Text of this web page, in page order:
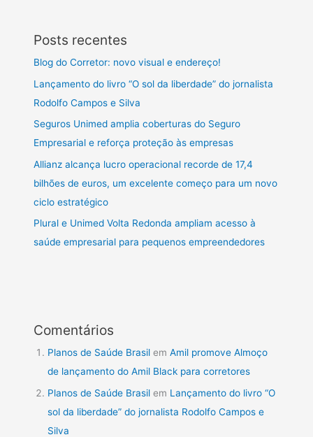
Posts recentes
Blog do Corretor: novo visual e endereço!
Lançamento do livro “O sol da liberdade” do jornalista
Rodolfo Campos e Silva
Seguros Unimed amplia coberturas do Seguro
Empresarial e reforça proteção às empresas
Allianz alcança lucro operacional recorde de 17,4
bilhões de euros, um excelente começo para um novo
ciclo estratégico
Plural e Unimed Volta Redonda ampliam acesso à
saúde empresarial para pequenos empreendedores
Comentários
Planos de Saúde Brasil emAmil promove Almoço
de lançamento do Amil Black para corretores
Planos de Saúde Brasil em Lançamento do livro “O
sol da liberdade” do jornalista Rodolfo Campos e
Silva